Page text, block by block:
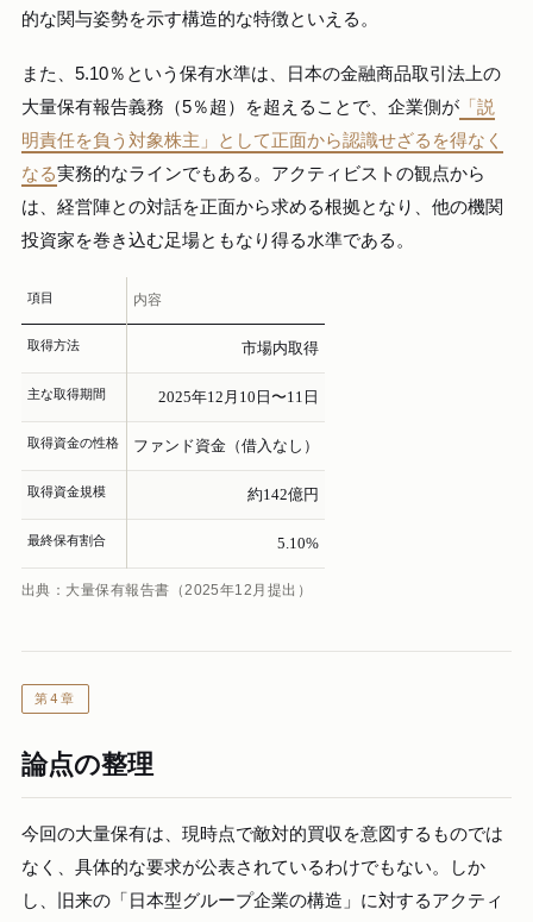
的な関与姿勢を示す構造的な特徴といえる。
また、5.10％という保有水準は、日本の金融商品取引法上の
大量保有報告義務（5％超）を超えることで、企業側が 「説
明責任を負う対象株主」として正面から認識せざるを得なく
なる実務的なラインでもある。アクティビストの観点から
は、経営陣との対話を正面から求める根拠となり、他の機関
投資家を巻き込む足場ともなり得る水準である。
項目 内容
取得方法 市場内取得
主な取得期間 2025年12月10日〜11日
取得資金の性格 ファンド資金（借入なし）
取得資金規模 約142億円
最終保有割合 5.10%
出典：大量保有報告書（2025年12月提出）
第4章
論点の整理
今回の大量保有は、現時点で敵対的買収を意図するものでは
なく、具体的な要求が公表されているわけでもない。しか
し、旧来の「日本型グループ企業の構造」に対するアクティ